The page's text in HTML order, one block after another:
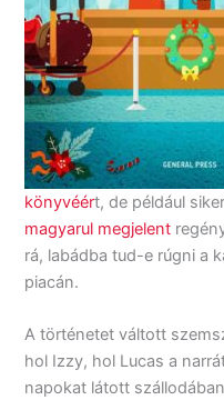
könyvéért, de például
magyarul megjelent
rá, labádba tud-e rúgni a
piacán.
A történetet váltott
hol Izzy, hol Lucas a
napokat látott